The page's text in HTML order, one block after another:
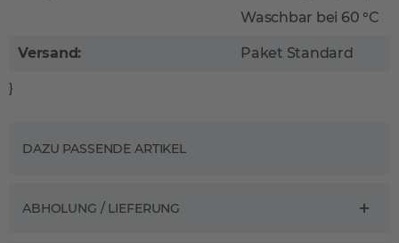
Waschbar bei 60 °C
Versand: Paket Standard
}
DAZU PASSENDE ARTIKEL
ABHOLUNG / LIEFERUNG